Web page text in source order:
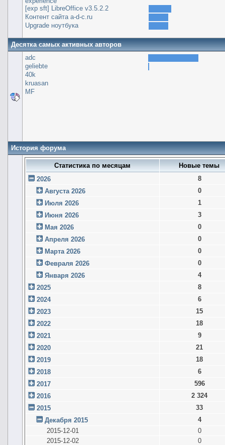
[exp sft] LibreOffice v3.5.2.2
Контент сайта a-d-c.ru
Upgrade ноутбука
Десятка самых активных авторов
adc
geliebte
40k
kruasan
MF
История форума
Статистика по месяцам
Новые темы
2026
8
Августа 2026
0
Июля 2026
1
Июня 2026
3
Мая 2026
0
Апреля 2026
0
Марта 2026
0
Февраля 2026
0
Января 2026
4
2025
8
2024
6
2023
15
2022
18
2021
9
2020
21
2019
18
2018
6
2017
596
2016
2 324
2015
33
Декабря 2015
4
2015-12-01
0
2015-12-02
0